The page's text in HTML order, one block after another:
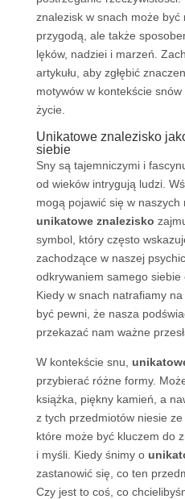
znalezisk w snach może być
przygodą, ale także
lęków, nadziei i marzeń.
artykułu, aby zgłębić
motywów w kontekście snów
życie.
Unikatowe znalezisko
siebie
Sny są tajemniczymi i
od wieków intrygują ludzi.
mogą pojawić się w naszych
unikatowe znalezisko
symbol, który często
zachodzące w naszej
odkrywaniem samego siebie
Kiedy w snach natrafiamy
być pewni, że nasza
przekazać nam ważne
W kontekście snu,
przybierać różne formy.
książka, piękny kamień, a
z tych przedmiotów niesie
które może być kluczem do
i myśli. Kiedy śnimy o
zastanowić się, co ten
Czy jest to coś, co